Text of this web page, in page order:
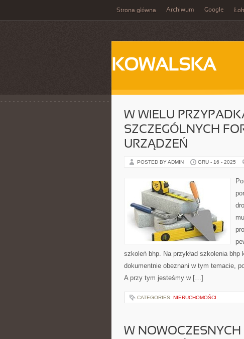
Strona główna Archiwum Google
KOWALSKA
W WIELU
SZCZEGÓLNYCH
URZĄDZEŃ
POSTED BY ADMIN GRU - 16 - 2025
szkoleń bhp. Na przykład szkolenia
dokumentnie obeznani w tym temacie,
A przy tym jesteśmy w […]
CATEGORIES: NIERUCHOMOŚCI
W